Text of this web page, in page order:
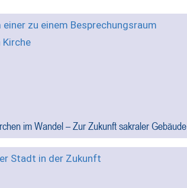
im Wandel – Zur Zukunft sakraler Gebäude